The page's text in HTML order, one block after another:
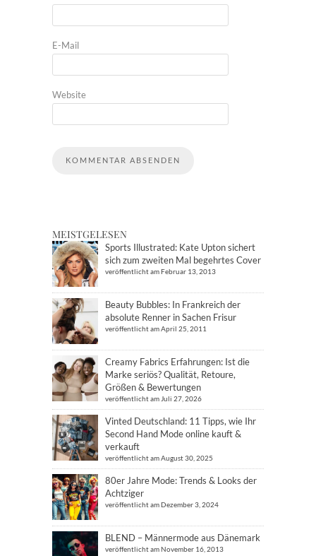
E-Mail
Website
MEISTGELESEN
Sports Illustrated: Kate Upton sichert
sich zum zweiten Mal begehrtes Cover
veröffentlicht am Februar 13, 2013
Beauty Bubbles: In Frankreich der
absolute Renner in Sachen Frisur
veröffentlicht am April 25, 2011
Creamy Fabrics Erfahrungen: Ist die
Marke seriös? Qualität, Retoure,
Größen & Bewertungen
veröffentlicht am Juli 27, 2026
Vinted Deutschland: 11 Tipps, wie Ihr
Second Hand Mode online kauft &
verkauft
veröffentlicht am August 30, 2025
80er Jahre Mode: Trends & Looks der
Achtziger
veröffentlicht am Dezember 3, 2024
BLEND – Männermode aus Dänemark
veröffentlicht am November 16, 2013